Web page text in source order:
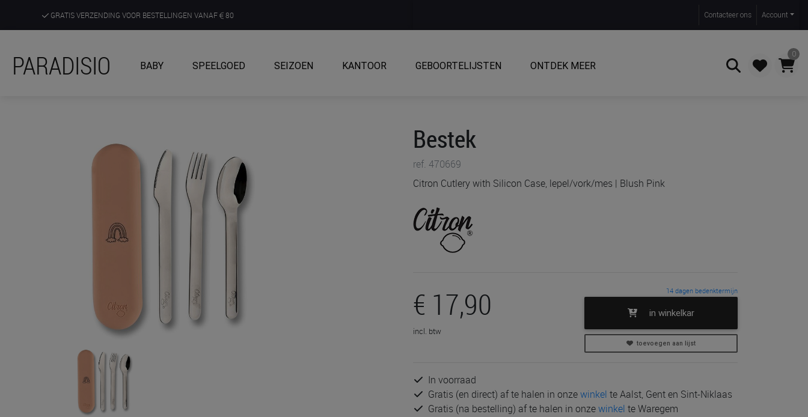
GRATIS VERZENDING VOOR BESTELLINGEN VANAF 80
ONTDEK, BELEEF EN KRIJG ADVIES IN ONZE WINKELS
Contacteer ons Account
PARADISIO BABY SPEELGOED SEIZOEN KANTOOR GEBOORTELIJSTEN ONTDEK MEER
0
Bestek
ref. 470669
Citron Cutlery with Silicon Case, lepel/vork/mes | Blush Pink
€ 17,90
incl. btw
14 dagen bedenktermijn
in winkelkar
toevoegen aan lijst
In voorraad
Gratis (en direct) af te halen in onzewinkel te Aalst, Gent en Sint-Niklaas
Gratis (na bestelling) af te halen in onzewinkel te Waregem